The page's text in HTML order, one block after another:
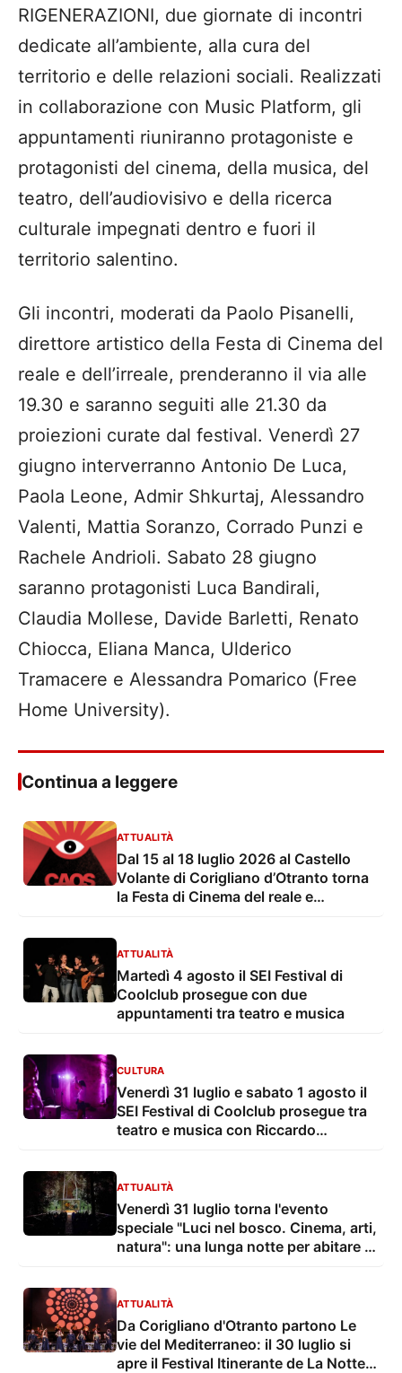
RIGENERAZIONI, due giornate di incontri
dedicate all’ambiente, alla cura del
territorio e delle relazioni sociali. Realizzati
in collaborazione con Music Platform, gli
appuntamenti riuniranno protagoniste e
protagonisti del cinema, della musica, del
teatro, dell’audiovisivo e della ricerca
culturale impegnati dentro e fuori il
territorio salentino.
Gli incontri, moderati da Paolo Pisanelli,
direttore artistico della Festa di Cinema del
reale e dell’irreale, prenderanno il via alle
19.30 e saranno seguiti alle 21.30 da
proiezioni curate dal festival. Venerdì 27
giugno interverranno Antonio De Luca,
Paola Leone, Admir Shkurtaj, Alessandro
Valenti, Mattia Soranzo, Corrado Punzi e
Rachele Andrioli. Sabato 28 giugno
saranno protagonisti Luca Bandirali,
Claudia Mollese, Davide Barletti, Renato
Chiocca, Eliana Manca, Ulderico
Tramacere e Alessandra Pomarico (Free
Home University).
Continua a leggere
ATTUALITÀ
Dal 15 al 18 luglio 2026 al Castello
Volante di Corigliano d’Otranto torna
la Festa di Cinema del reale e
ATTUALITÀ
Martedì 4 agosto il SEI Festival di
Coolclub prosegue con due
appuntamenti tra teatro e musica
CULTURA
Venerdì 31 luglio e sabato 1 agosto il
SEI Festival di Coolclub prosegue tra
teatro e musica con Riccardo
ATTUALITÀ
Venerdì 31 luglio torna l'evento
speciale "Luci nel bosco. Cinema, arti,
natura": una lunga notte per abitare i
ATTUALITÀ
Da Corigliano d'Otranto partono Le
vie del Mediterraneo: il 30 luglio si
apre il Festival Itinerante de La Notte